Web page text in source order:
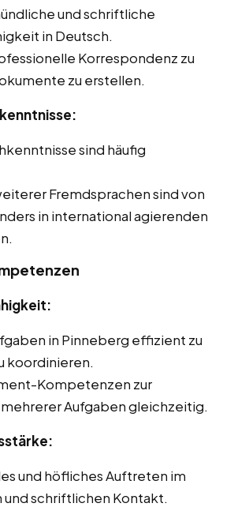
und schriftliche
in Deutsch.
Korrespondenz zu
zu erstellen.
sind häufig
Fremdsprachen sind von
in international agierenden
in Pinneberg effizient zu
koordinieren.
Kompetenzen zur
Aufgaben gleichzeitig.
und höfliches Auftreten im
schriftlichen Kontakt.